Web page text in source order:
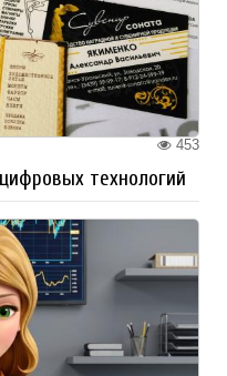
453
технологий